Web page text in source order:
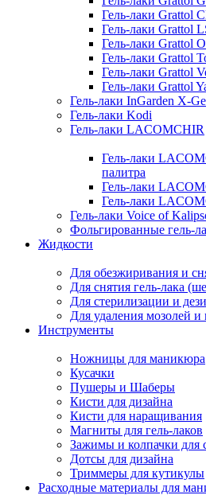
Гель-лаки Grattol
Гель-лаки Grattol
Гель-лаки Grattol
Гель-лаки Grattol
Гель-лаки Grattol
Гель-лаки Grattol
Гель-лаки InGarden X-
Гель-лаки Kodi
Гель-лаки LACOMCHIR
Гель-лаки
палитра
Гель-лаки
Гель-лаки
Гель-лаки Voice of
Фольгированные гель-
Жидкости
Для обезжиривания и
Для снятия гель-лака
Для стерилизации и
Для удаления мозолей
Инструменты
Ножницы для маникюра
Кусачки
Пушеры и Шаберы
Кисти для дизайна
Кисти для наращивания
Магниты для гель-лаков
Зажимы и колпачки для
Дотсы для дизайна
Триммеры для кутикулы
Расходные материалы для